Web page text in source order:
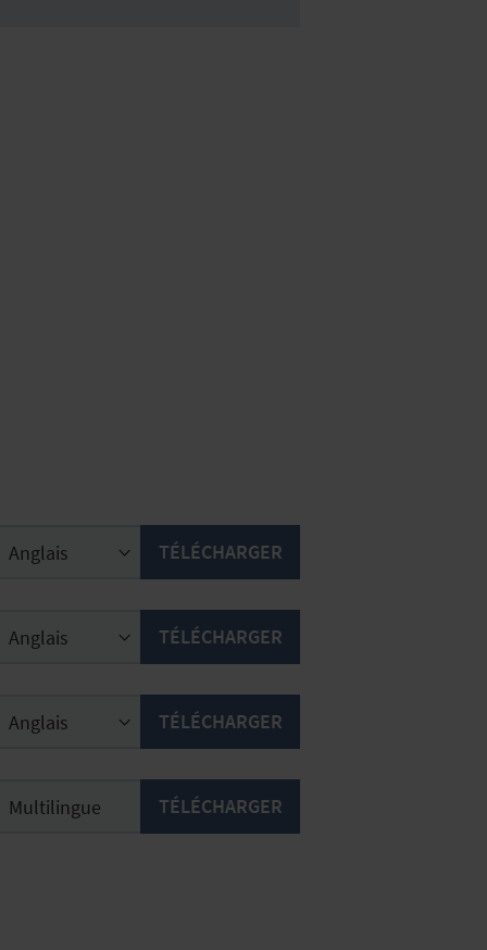
TÉLÉCHARGER
TÉLÉCHARGER
TÉLÉCHARGER
Multilingue TÉLÉCHARGER